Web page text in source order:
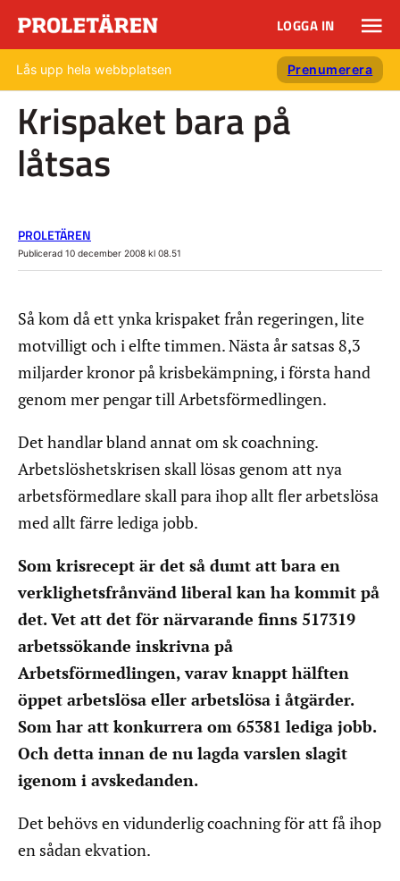
LOGGA IN
Lås upp hela webbplatsen Prenumerera
Krispaket bara på
låtsas
PROLETÄREN
Publicerad 10 december 2008 kl 08.51
Så kom då ett ynka krispaket från regeringen, lite
motvilligt och i elfte timmen. Nästa år satsas 8,3
miljarder kronor på krisbekämpning, i första hand
genom mer pengar till Arbetsförmedlingen.
Det handlar bland annat om sk coachning.
Arbetslöshetskrisen skall lösas genom att nya
arbetsförmedlare skall para ihop allt fler arbetslösa
med allt färre lediga jobb.
Som krisrecept är det så dumt att bara en
verklighetsfrånvänd liberal kan ha kommit på
det. Vet att det för närvarande finns 517319
arbetssökande inskrivna på
Arbetsförmedlingen, varav knappt hälften
öppet arbetslösa eller arbetslösa i åtgärder.
Som har att konkurrera om 65381 lediga jobb.
Och detta innan de nu lagda varslen slagit
igenom i avskedanden.
Det behövs en vidunderlig coachning för att få ihop
en sådan ekvation.